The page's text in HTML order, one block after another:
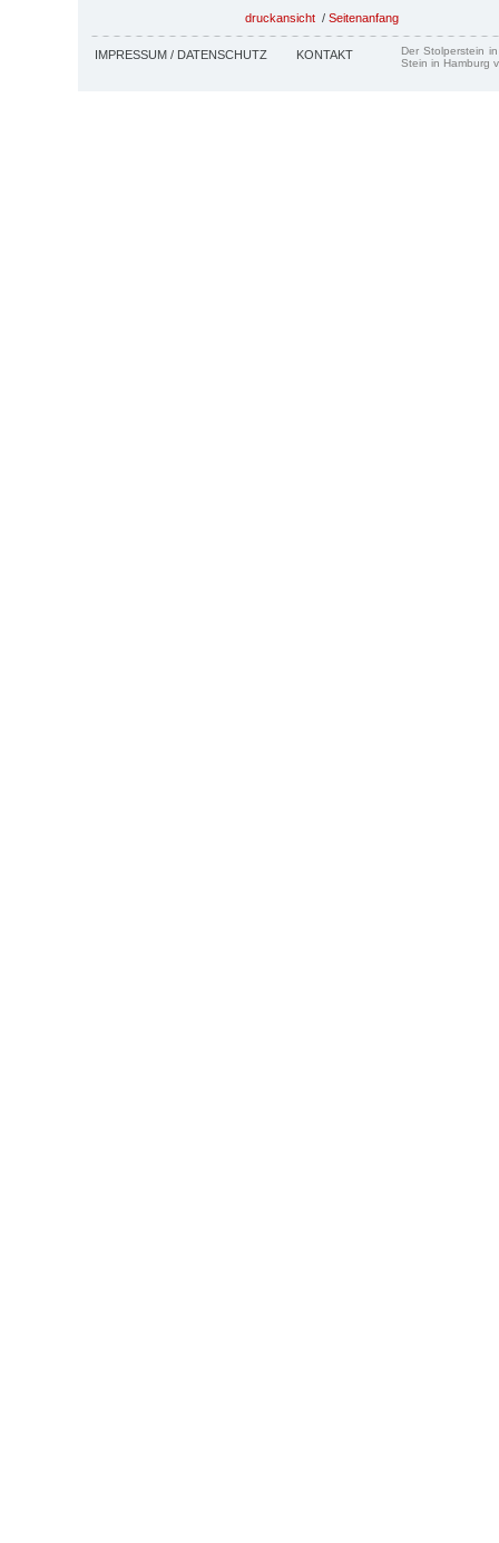
druckansicht / Seitenanfang
IMPRESSUM / DATENSCHUTZ KONTAKT
Der Stolperstein
Stein in Hamburg